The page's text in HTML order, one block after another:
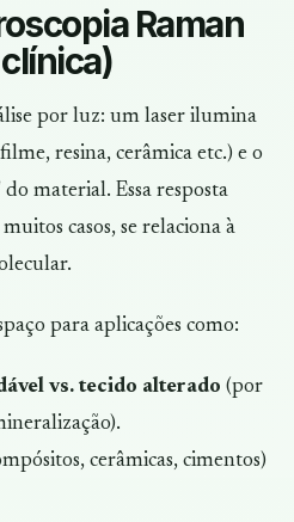
Raman
por luz: um laser ilumina
resina, cerâmica etc.) e o
material. Essa resposta
casos, se relaciona à
para aplicações como:
vs. tecido alterado (por
cerâmicas, cimentos)